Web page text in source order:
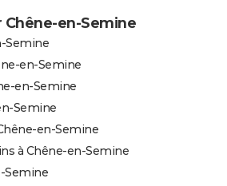
Chêne-en-Semine
Semine
en-Semine
en-Semine
Semine
en-Semine
à Chêne-en-Semine
Semine